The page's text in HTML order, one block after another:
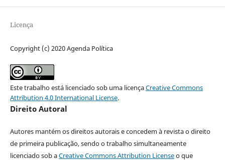
Licença
Copyright (c) 2020 Agenda Política
Este trabalho está licenciado sob uma licençaCreative Commons
Attribution 4.0 International License.
Direito Autoral
Autores mantém os direitos autorais e concedem à revista o direito
de primeira publicação, sendo o trabalho simultaneamente
licenciado sob aCreative Commons Attribution Licenseo que